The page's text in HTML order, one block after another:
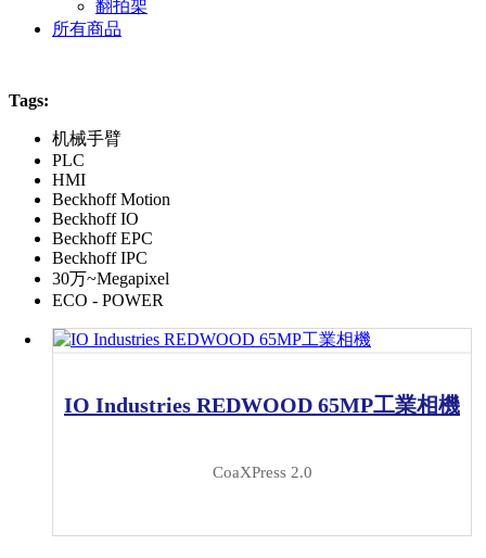
翻拍架
所有商品
Tags:
机械手臂
PLC
HMI
Beckhoff Motion
Beckhoff IO
Beckhoff EPC
Beckhoff IPC
30万~Megapixel
ECO - POWER
IO Industries REDWOOD 65MP工業相機
CoaXPress 2.0